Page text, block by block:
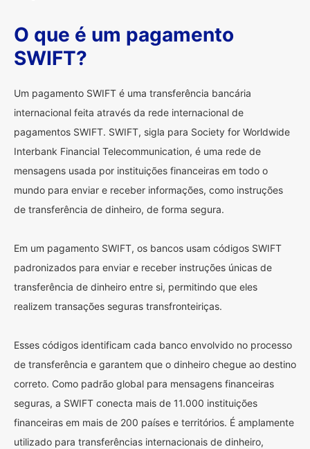
O que é um pagamento
SWIFT?
Um pagamento SWIFT é uma transferência bancária
internacional feita através da rede internacional de
pagamentos SWIFT. SWIFT, sigla para Society for Worldwide
Interbank Financial Telecommunication, é uma rede de
mensagens usada por instituições financeiras em todo o
mundo para enviar e receber informações, como instruções
de transferência de dinheiro, de forma segura.
Em um pagamento SWIFT, os bancos usam códigos SWIFT
padronizados para enviar e receber instruções únicas de
transferência de dinheiro entre si, permitindo que eles
realizem transações seguras transfronteiriças.
Esses códigos identificam cada banco envolvido no processo
de transferência e garantem que o dinheiro chegue ao destino
correto. Como padrão global para mensagens financeiras
seguras, a SWIFT conecta mais de 11.000 instituições
financeiras em mais de 200 países e territórios. É amplamente
utilizado para transferências internacionais de dinheiro,